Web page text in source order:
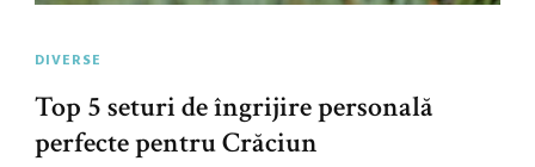
DIVERSE
Top 5 seturi de îngrijire personală
perfecte pentru Crăciun